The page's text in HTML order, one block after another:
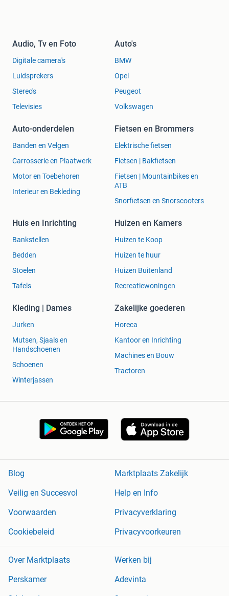
Audio, Tv en Foto
Digitale camera's
Luidsprekers
Stereo's
Televisies
Auto's
BMW
Opel
Peugeot
Volkswagen
Auto-onderdelen
Banden en Velgen
Carrosserie en Plaatwerk
Motor en Toebehoren
Interieur en Bekleding
Fietsen en Brommers
Elektrische fietsen
Fietsen | Bakfietsen
Fietsen | Mountainbikes en
ATB
Snorfietsen en Snorscooters
Huis en Inrichting
Bankstellen
Bedden
Stoelen
Tafels
Huizen en Kamers
Huizen te Koop
Huizen te huur
Huizen Buitenland
Recreatiewoningen
Kleding | Dames
Jurken
Mutsen, Sjaals en
Handschoenen
Schoenen
Winterjassen
Zakelijke goederen
Horeca
Kantoor en Inrichting
Machines en Bouw
Tractoren
Blog
Marktplaats Zakelijk
Veilig en Succesvol
Help en Info
Voorwaarden
Privacyverklaring
Cookiebeleid
Privacyvoorkeuren
Over Marktplaats
Werken bij
Perskamer
Adevinta